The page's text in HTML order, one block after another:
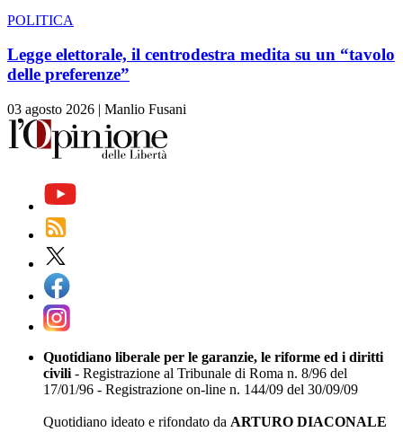
POLITICA
Legge elettorale, il centrodestra medita su un “tavolo
delle preferenze”
03 agosto 2026 | Manlio Fusani
Quotidiano liberale per le garanzie, le riforme ed i diritti
civili - Registrazione al Tribunale di Roma n. 8/96 del
17/01/96 - Registrazione on-line n. 144/09 del 30/09/09
Quotidiano ideato e rifondato da ARTURO DIACONALE